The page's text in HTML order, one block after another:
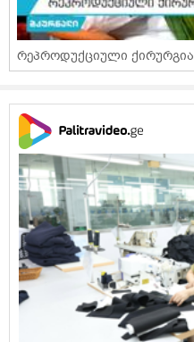
რეპროდუქციული ქირურგია